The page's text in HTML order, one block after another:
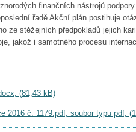
finančních nástrojů
řadě Akční plán postihuje
ze stěžejních předpokladů jejich
jakož i samotného procesu
(81,43 kB)
2016 č. 1179.pdf, soubor typu pdf,